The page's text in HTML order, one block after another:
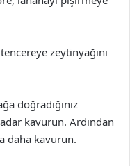
zeytinyağını
doğradığınız
kavurun. Ardından
daha kavurun.